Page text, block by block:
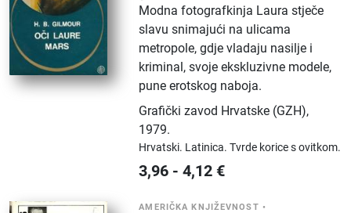
Modna fotografkinja Laura stječe
slavu snimajući na ulicama
metropole, gdje vladaju nasilje i
kriminal, svoje ekskluzivne modele,
pune erotskog naboja.
Grafički zavod Hrvatske (GZH),
1979.
Hrvatski. Latinica.Tvrde korice s ovitkom.
3,96 -4,12 €
AMERIČKA KNJIŽEVNOST •